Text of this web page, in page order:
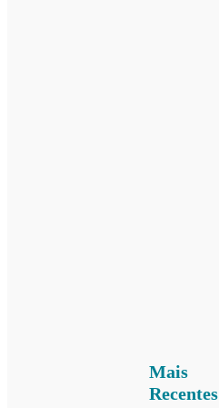
Mais
Recentes